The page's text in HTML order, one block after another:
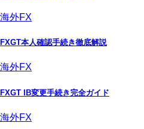
海外FX
FXGT本人確認手続き徹底解説
海外FX
FXGT IB変更手続き完全ガイド
海外FX